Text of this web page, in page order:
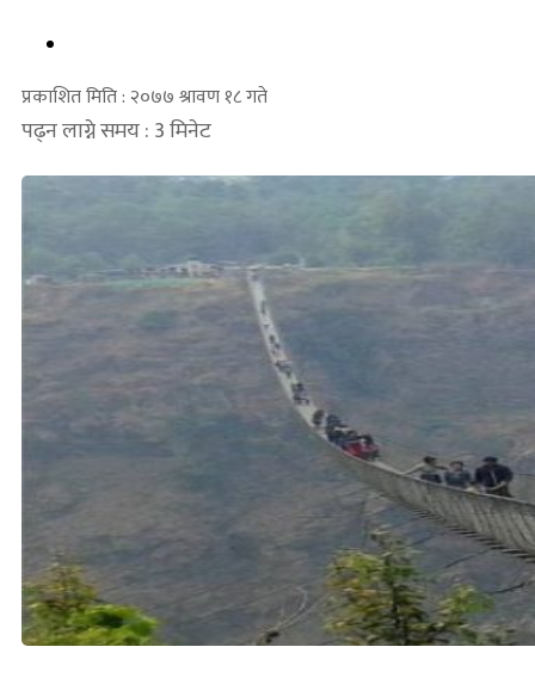
प्रकाशित मिति : २०७७ श्रावण १८ गते
पढ्न लाग्ने समय : 3 मिनेट